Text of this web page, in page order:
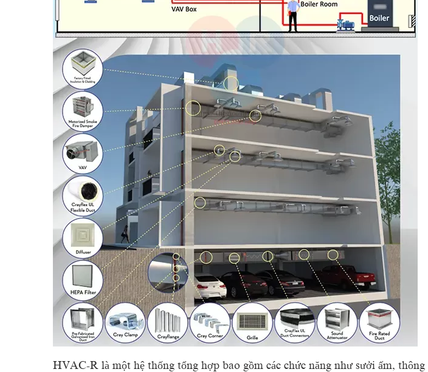
HVAC-R là một hệ thống tổng hợp bao gồm các chức năng như sưởi ấm,